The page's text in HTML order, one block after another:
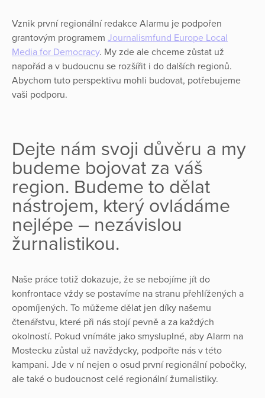
Vznik první regionální redakce Alarmu je podpořen
grantovým programem Journalismfund Europe Local
Media for Democracy. My zde ale chceme zůstat už
napořád a v budoucnu se rozšířit i do dalších regionů.
Abychom tuto perspektivu mohli budovat, potřebujeme
vaši podporu.
Dejte nám svoji důvěru a my
budeme bojovat za váš
region. Budeme to dělat
nástrojem, který ovládáme
nejlépe – nezávislou
žurnalistikou.
Naše práce totiž dokazuje, že se nebojíme jít do
konfrontace vždy se postavíme na stranu přehlížených a
opomíjených. To můžeme dělat jen díky našemu
čtenářstvu, které při nás stojí pevně a za každých
okolností. Pokud vnímáte jako smysluplné, aby Alarm na
Mostecku zůstal už navždycky, podpořte nás v této
kampani. Jde v ní nejen o osud první regionální pobočky,
ale také o budoucnost celé regionální žurnalistiky.